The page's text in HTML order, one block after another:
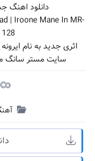
دانلود اهنگ
| Iroone Mane In MR-
اثری جدید به نام
سایت مستر سانگ